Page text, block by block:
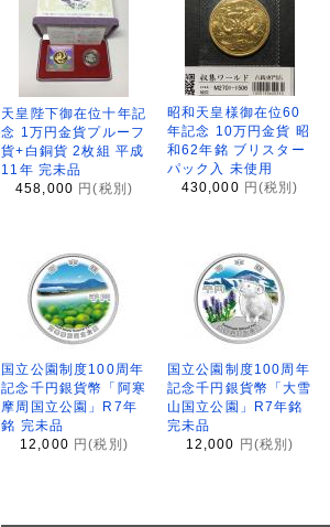
天皇陛下御在位十年記
念 1万円金貨プルーフ
貨+白銅貨 2枚組 平成
11年 完未品
458,000 円(税別)
昭和天皇様御在位60
年記念 10万円金貨 昭
和62年銘 ブリスター
パック入 未使用
430,000 円(税別)
国立公園制度100周年
記念千円銀貨幣「阿寒
摩周国立公園」R7年
銘 完未品
12,000 円(税別)
国立公園制度100周年
記念千円銀貨幣「大雪
山国立公園」R7年銘
完未品
12,000
円(税別)